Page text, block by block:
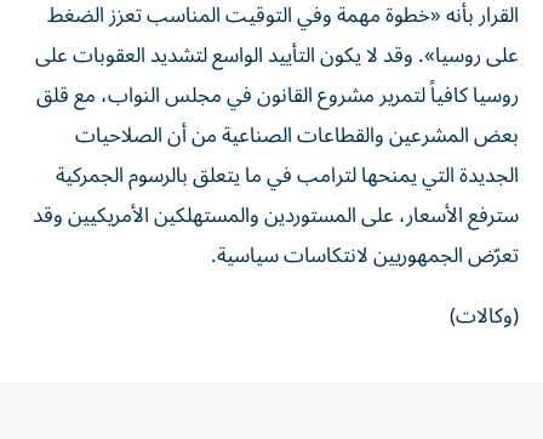
القرار بأنه «خطوة مهمة وفي التوقيت المناسب تعزز الضغط
على روسيا». وقد لا يكون التأييد الواسع لتشديد العقوبات على
روسيا كافياً لتمرير مشروع القانون في مجلس النواب، مع قلق
بعض المشرعين والقطاعات الصناعية من أن الصلاحيات
الجديدة التي يمنحها لترامب في ما يتعلق بالرسوم الجمركية
سترفع الأسعار، على المستوردين والمستهلكين الأمريكيين وقد
تعرّض الجمهوريين لانتكاسات سياسية.
(وكالات)